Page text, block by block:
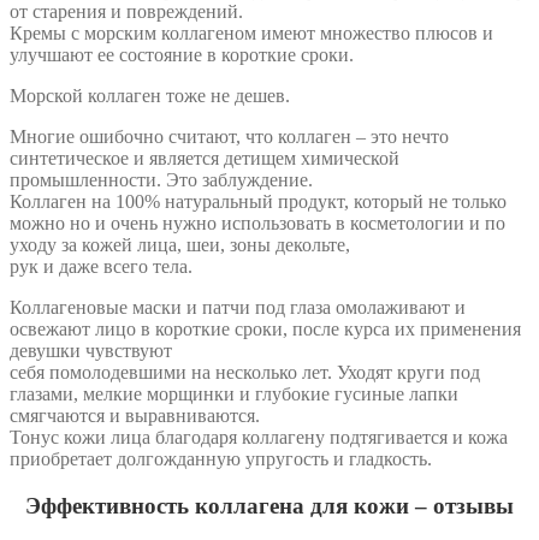
от старения и повреждений.
Кремы с морским коллагеном имеют множество плюсов и
улучшают ее состояние в короткие сроки.
Морской коллаген тоже не дешев.
Многие ошибочно считают, что коллаген – это нечто
синтетическое и является детищем химической
промышленности. Это заблуждение.
Коллаген на 100% натуральный продукт, который не только
можно но и очень нужно использовать в косметологии и по
уходу за кожей лица, шеи, зоны декольте,
рук и даже всего тела.
Коллагеновые маски и патчи под глаза омолаживают и
освежают лицо в короткие сроки, после курса их применения
девушки чувствуют
себя помолодевшими на несколько лет. Уходят круги под
глазами, мелкие морщинки и глубокие гусиные лапки
смягчаются и выравниваются.
Тонус кожи лица благодаря коллагену подтягивается и кожа
приобретает долгожданную упругость и гладкость.
Эффективность коллагена для кожи – отзывы